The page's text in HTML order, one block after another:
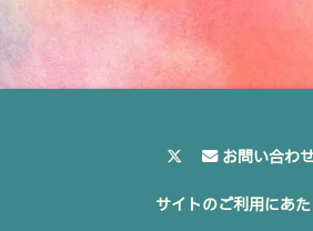
お問い合わ
サイトのご利用にあ